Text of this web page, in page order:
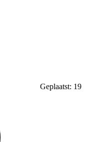
Geplaatst: 19